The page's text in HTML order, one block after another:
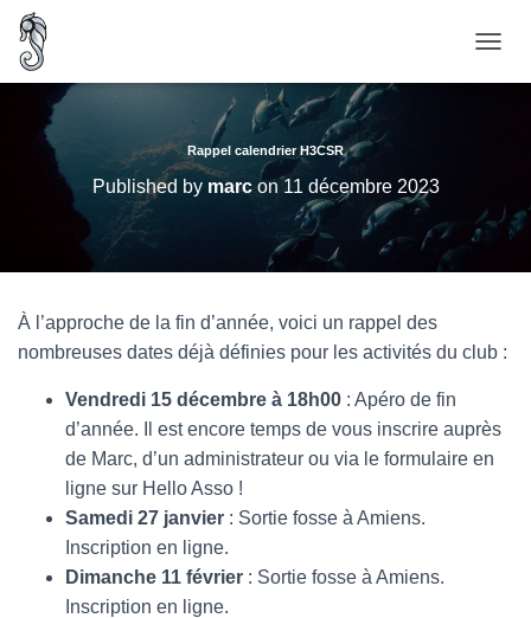
U
F
L
A
Rappel calendrier H3CSR
Published by marcon 11 décembre 2023
À l’approche de la fin d’année, voici un rappel des
nombreuses dates déjà définies pour les activités du club :
Vendredi 15 décembre à 18h00 : Apéro de fin
d’année. Il est encore temps de vous inscrire auprès
de Marc, d’un administrateur ou via le formulaire en
ligne sur Hello Asso !
Samedi 27 janvier : Sortie fosse à Amiens.
Inscription en ligne.
Dimanche 11 février : Sortie fosse à Amiens.
Inscription en ligne.